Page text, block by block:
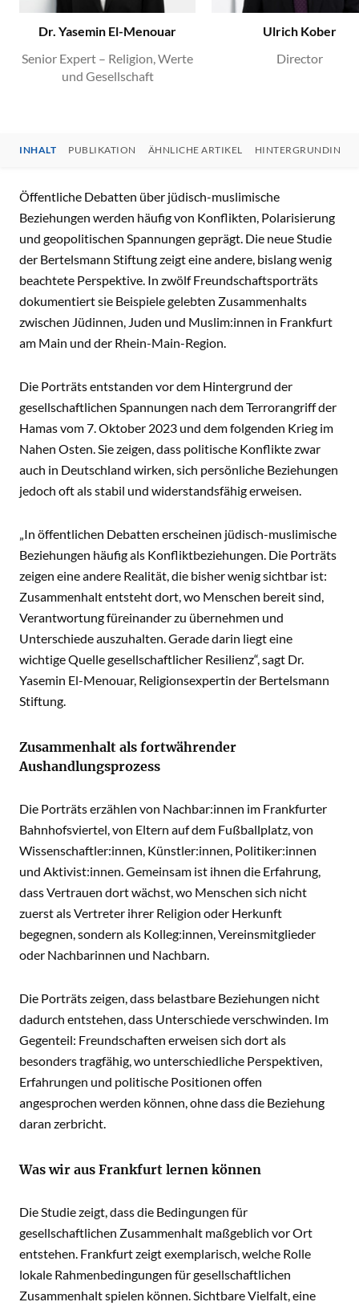
Dr. Yasemin El-Menouar
Senior Expert – Religion, Werte
und Gesellschaft
Ulrich Kober
Director
INHALT PUBLIKATION ÄHNLICHE ARTIKEL
INHALT
Öffentliche Debatten über jüdisch-muslimische
Beziehungen werden häufig von Konflikten, Polarisierung
und geopolitischen Spannungen geprägt. Die neue Studie
der Bertelsmann Stiftung zeigt eine andere, bislang wenig
beachtete Perspektive. In zwölf Freundschaftsporträts
dokumentiert sie Beispiele gelebten Zusammenhalts
zwischen Jüdinnen, Juden und Muslim:innen in Frankfurt
am Main und der Rhein-Main-Region.
Die Porträts entstanden vor dem Hintergrund der
gesellschaftlichen Spannungen nach dem Terrorangriff der
Hamas vom 7. Oktober 2023 und dem folgenden Krieg im
Nahen Osten. Sie zeigen, dass politische Konflikte zwar
auch in Deutschland wirken, sich persönliche Beziehungen
jedoch oft als stabil und widerstandsfähig erweisen.
„In öffentlichen Debatten erscheinen jüdisch-muslimische
Beziehungen häufig als Konfliktbeziehungen. Die Porträts
zeigen eine andere Realität, die bisher wenig sichtbar ist:
Zusammenhalt entsteht dort, wo Menschen bereit sind,
Verantwortung füreinander zu übernehmen und
Unterschiede auszuhalten. Gerade darin liegt eine
wichtige Quelle gesellschaftlicher Resilienz“, sagt Dr.
Yasemin El-Menouar, Religionsexpertin der Bertelsmann
Stiftung.
Zusammenhalt als fortwährender
Aushandlungsprozess
Die Porträts erzählen von Nachbar:innen im Frankfurter
Bahnhofsviertel, von Eltern auf dem Fußballplatz, von
Wissenschaftler:innen, Künstler:innen, Politiker:innen
und Aktivist:innen. Gemeinsam ist ihnen die Erfahrung,
dass Vertrauen dort wächst, wo Menschen sich nicht
zuerst als Vertreter ihrer Religion oder Herkunft
begegnen, sondern als Kolleg:innen, Vereinsmitglieder
oder Nachbarinnen und Nachbarn.
Die Porträts zeigen, dass belastbare Beziehungen nicht
dadurch entstehen, dass Unterschiede verschwinden. Im
Gegenteil: Freundschaften erweisen sich dort als
besonders tragfähig, wo unterschiedliche Perspektiven,
Erfahrungen und politische Positionen offen
angesprochen werden können, ohne dass die Beziehung
daran zerbricht.
Was wir aus Frankfurt lernen können
Die Studie zeigt, dass die Bedingungen für
gesellschaftlichen Zusammenhalt maßgeblich vor Ort
entstehen. Frankfurt zeigt exemplarisch, welche Rolle
lokale Rahmenbedingungen für gesellschaftlichen
Zusammenhalt spielen können. Sichtbare Vielfalt, eine